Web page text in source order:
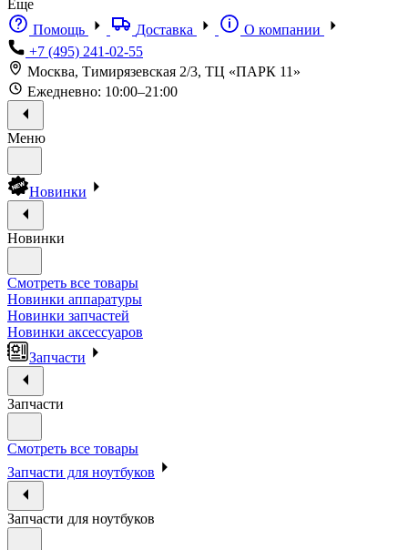
Еще
Помощь
Доставка
О компании
+7 (495) 241-02-55
Москва, Тимирязевская 2/3, ТЦ «ПАРК 11»
Ежедневно: 10:00–21:00
Меню
Новинки
Новинки
Смотреть все товары
Новинки аппаратуры
Новинки запчастей
Новинки аксессуаров
Запчасти
Запчасти
Смотреть все товары
Запчасти для ноутбуков
Запчасти для ноутбуков